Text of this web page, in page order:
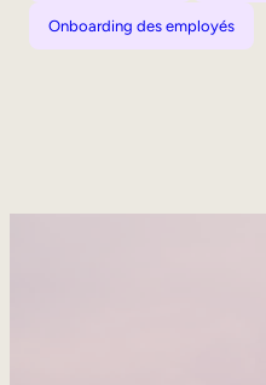
Onboarding des employés